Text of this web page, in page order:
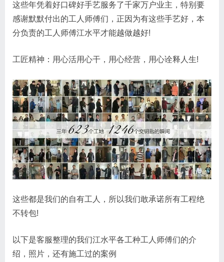
这些年凭着好口碑好手艺服务了千家万户业主，特别要
感谢默默付出的工人师傅们，正因为有这些手艺好，本
分负责的工人师傅江水平才能越做越好!
工匠精神：用心活用心干，用心经营，用心诠释人生!
这些都是我们的自有工人，所以我们敢承诺所有工程绝
不转包!
以下是客服整理的我们江水平各工种工人师傅们的介
绍，照片，还有施工过的案例